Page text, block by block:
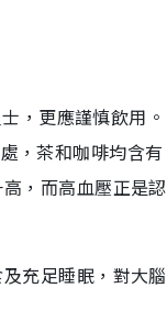
，更應謹慎飲用。
，茶和咖啡均含有
，而高血壓正是認
充足睡眠，對大腦